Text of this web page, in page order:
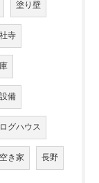
塗り壁
社寺
設備
ログハウス
空き家 長野